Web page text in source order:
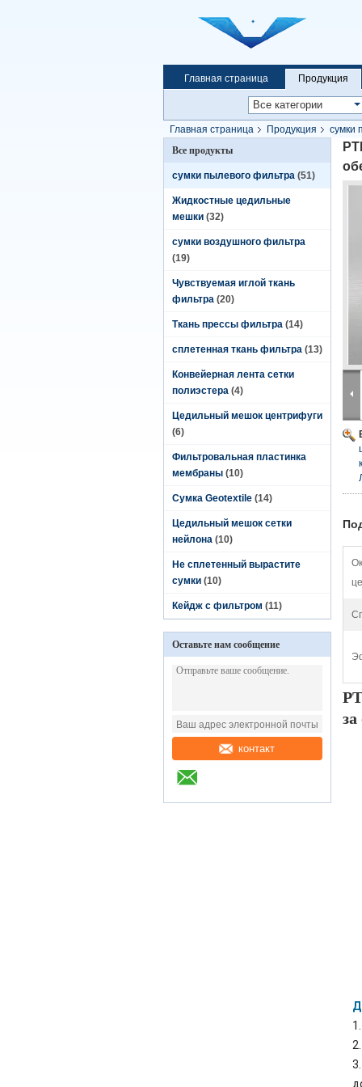
Главная страница Продукция
Главная страница Продукция сумки
воздуха (PTFE 704)
Все продукты
сумки пылевого фильтра (51)
Жидкостные цедильные
мешки (32)
сумки воздушного фильтра
(19)
Чувствуемая иглой ткань
фильтра (20)
Ткань прессы фильтра (14)
сплетенная ткань фильтра (13)
Конвейерная лента сетки
полиэстера (4)
Цедильный мешок центрифуги
(6)
Фильтровальная пластинка
мембраны (10)
Сумка Geotextile (14)
Цедильный мешок сетки
нейлона (10)
Не сплетенный вырастите
сумки (10)
Кейдж с фильтром (11)
Оставьте нам сообщение
контакт